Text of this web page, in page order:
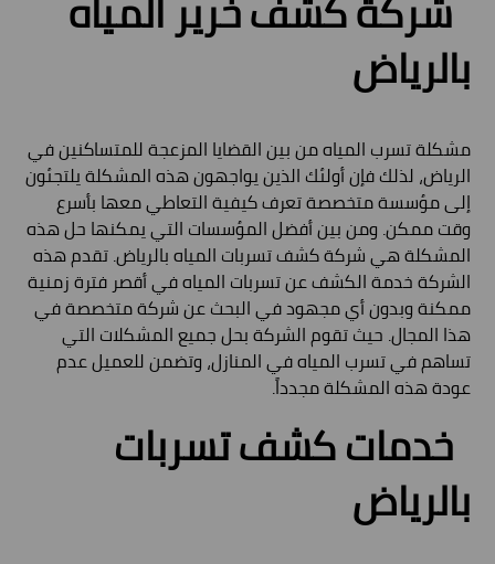
بالرياض
مشكلة تسرب المياه من بين القضايا المزعجة للمتساكنين في
الرياض، لذلك فإن أولئك الذين يواجهون هذه المشكلة يلتجئون
إلى مؤسسة متخصصة تعرف كيفية التعاطي معها بأسرع
وقت ممكن. ومن بين أفضل المؤسسات التي يمكنها حل هذه
المشكلة هي شركة كشف تسربات المياه بالرياض. تقدم هذه
الشركة خدمة الكشف عن تسربات المياه في أقصر فترة زمنية
ممكنة وبدون أي مجهود في البحث عن شركة متخصصة في
هذا المجال. حيث تقوم الشركة بحل جميع المشكلات التي
تساهم في تسرب المياه في المنازل، وتضمن للعميل عدم
عودة هذه المشكلة مجدداً.
خدمات كشف تسربات
بالرياض